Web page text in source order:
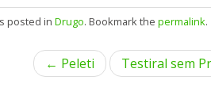
posted in Drugo. Bookmark the permalink.
← Peleti Testiral sem